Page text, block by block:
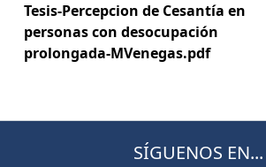
Tesis-Percepcion de Cesantía en
personas con desocupación
prolongada-MVenegas.pdf
SÍGUENOS EN...